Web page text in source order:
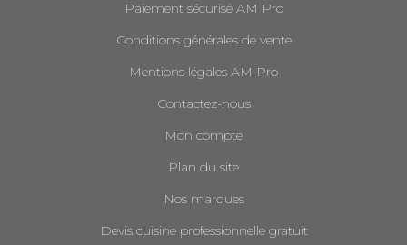
Paiement sécurisé AM Pro
Conditions générales de vente
Mentions légales AM Pro
Contactez-nous
Mon compte
Plan du site
Nos marques
Devis cuisine professionnelle gratuit